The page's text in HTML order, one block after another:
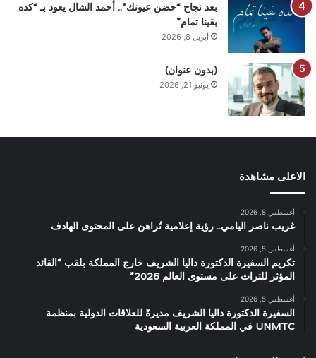
بعد نجاح “حضن عيونك”.. أحمد الشال يعود بـ “كده
بقينا تمام”
أبريل 8, 2026
(بدون عنوان)
يونيو 21, 2026
الاعلى مشاهدة
أغسطس 8, 2026
غريب ناصر اليامي.. رؤية إعلامية تُراهن على المحتوى الهادف
أغسطس 5, 2026
تكريم السفيرة الدكتورة داليا الشريف خارج المملكة بلقب “القائد
المؤثر للتراث على مستوى العالم 2026”
أغسطس 5, 2026
السفيرة الدكتورة داليا الشريف مديرةً للعلاقات الدولية بمنظمة
UNMTC في المملكة العربية السعودية